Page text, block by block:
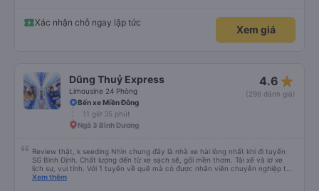
Xác nhận chỗ ngay lập tức
Xem giá
Dũng Thuỷ Express
Limousine 24 Phòng
4.6 star_rate
(296 đánh giá)
Bến xe Miền Đông
11 giờ 35 phút
Ngã 3 Bình Dương
Review thật, k seeding Nhìn chung đây là nhà xe hài lòng nhất khi đi tuyến
SG Bình Định. Chất lượng đến từ xe sạch sẽ, gối mền thơm. Tài xế và lơ xe
lịch sự, vui tính. Với 1 tuyến về quê mà có được nhân viên chuyên nghiệp thế
này là điểm cộng lớn, thường chỉ đi mấy tuyến du lịch mới có. Về xe thì có
Xem thêm